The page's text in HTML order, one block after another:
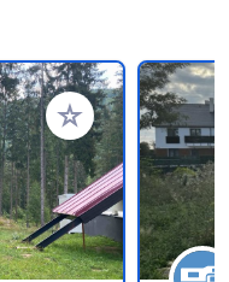
Voeg toe aan je